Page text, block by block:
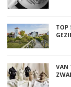
TOP
VAN